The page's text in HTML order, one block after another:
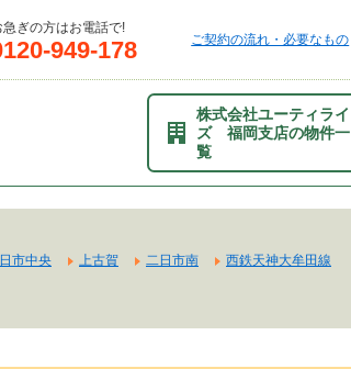
急ぎの方はお電話で!
949-178 ご契約の流れ・必要なもの
株式会社ユーティライ
ズ 福岡支店の物件一
覧
市中央 上古賀 二日市南 西鉄天神大牟田線